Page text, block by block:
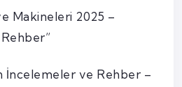
Makineleri 2025 –
İncelemeler ve Rehber –